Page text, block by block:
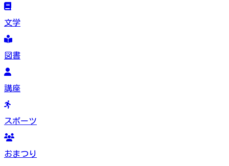
文学
図書
講座
スポーツ
おまつり